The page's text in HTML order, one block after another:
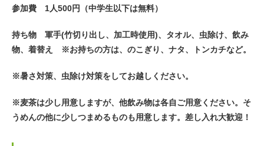
参加費 1人500円（中学生以下は無料）
持ち物 軍手(竹切り出し、加工時使用)、タオル、虫除け、飲み
物、着替え ※お持ちの方は、のこぎり、ナタ、トンカチなど。
※暑さ対策、虫除け対策をしてお越しください。
※麦茶は少し用意しますが、他飲み物は各自ご用意ください。そ
うめんの他に少しつまめるものも用意します。差し入れ大歓迎！